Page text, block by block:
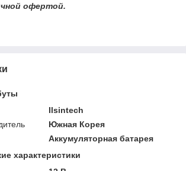
офертой.
Ilsintech
Южная Корея
Аккумуляторная батарея
характеристики